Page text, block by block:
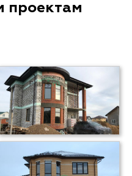
проектам